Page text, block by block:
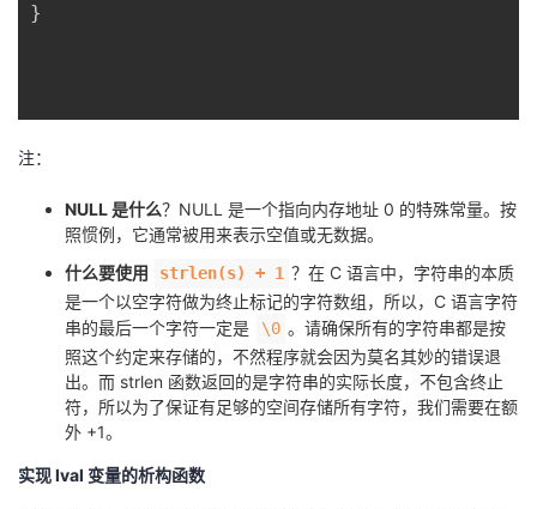
}
注：
NULL 是什么？NULL 是一个指向内存地址 0 的特殊常量。按
照惯例，它通常被用来表示空值或无数据。
什么要使用
strlen(s) + 1 ？在 C 语言中，字符串的本质
是一个以空字符做为终止标记的字符数组，所以，C 语言字符
串的最后一个字符一定是
\0 。请确保所有的字符串都是按
照这个约定来存储的，不然程序就会因为莫名其妙的错误退
出。而 strlen 函数返回的是字符串的实际长度，不包含终止
符，所以为了保证有足够的空间存储所有字符，我们需要在额
外 +1。
实现 lval 变量的析构函数